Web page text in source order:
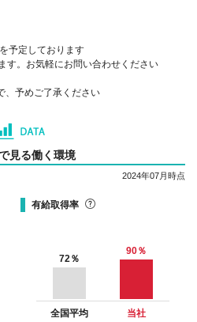
予定しております
。お気軽にお問い合わせください
、予めご了承ください
見る働く環境
2024年07月時点
有給取得率
72％
90％
全国平均 当社